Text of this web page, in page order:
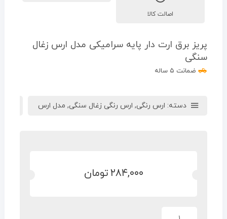
اصالت کالا
پریز برق ارت دار پایه سرامیکی مدل ارس زغال
سنگی
ضمانت ۵ ساله
دسته: ارس رنگی, ارس رنگی زغال سنگی, مدل ارس
۲۸۴,۰۰۰تومان